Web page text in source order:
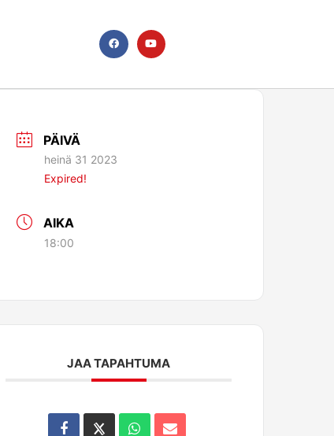
F
a
Y
o
u
PÄIVÄ
heinä 31 2023
Expired!
AIKA
18:00
JAA TAPAHTUMA